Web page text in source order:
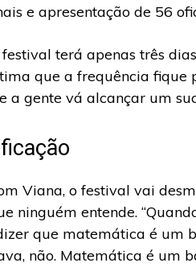
e apresentação de 56
festival terá apenas três
que a frequência
a gente vá alcançar um
Viana, o festival vai
ninguém entende.
que matemática é um
não. Matemática é um